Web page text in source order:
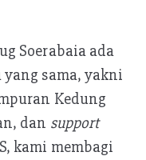
Soerabaia ada
sama, yakni
Kedung
dan support
kami membagi